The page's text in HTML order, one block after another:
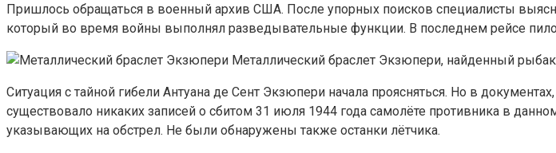
Пришлось обращаться в военный архив США. После упорных поисков специалисты
который во время войны выполнял разведывательные функции. В последнем рейсе
Металлический браслет Экзюпери, найденный
Ситуация с тайной гибели Антуана де Сент Экзюпери начала проясняться. Но в
существовало никаких записей о сбитом 31 июля 1944 года самолёте противника в
указывающих на обстрел. Не были обнаружены также останки лётчика.